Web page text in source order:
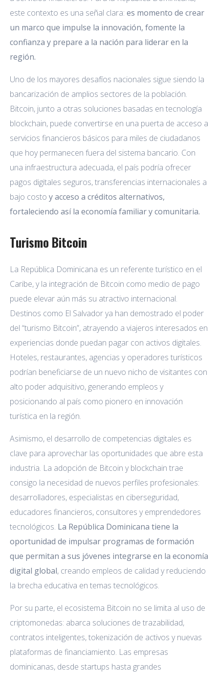
este contexto es una señal clara: es momento de crear
un marco que impulse la innovación, fomente la
confianza y prepare a la nación para liderar en la
región.
Uno de los mayores desafíos nacionales sigue siendo la
bancarización de amplios sectores de la población.
Bitcoin, junto a otras soluciones basadas en tecnología
blockchain, puede convertirse en una puerta de acceso a
servicios financieros básicos para miles de ciudadanos
que hoy permanecen fuera del sistema bancario. Con
una infraestructura adecuada, el país podría ofrecer
pagos digitales seguros, transferencias internacionales a
bajo costo y acceso a créditos alternativos,
fortaleciendo así la economía familiar y comunitaria.
Turismo Bitcoin
La República Dominicana es un referente turístico en el
Caribe, y la integración de Bitcoin como medio de pago
puede elevar aún más su atractivo internacional.
Destinos como El Salvador ya han demostrado el poder
del “turismo Bitcoin”, atrayendo a viajeros interesados en
experiencias donde puedan pagar con activos digitales.
Hoteles, restaurantes, agencias y operadores turísticos
podrían beneficiarse de un nuevo nicho de visitantes con
alto poder adquisitivo, generando empleos y
posicionando al país como pionero en innovación
turística en la región.
Asimismo, el desarrollo de competencias digitales es
clave para aprovechar las oportunidades que abre esta
industria. La adopción de Bitcoin y blockchain trae
consigo la necesidad de nuevos perfiles profesionales:
desarrolladores, especialistas en ciberseguridad,
educadores financieros, consultores y emprendedores
tecnológicos. La República Dominicana tiene la
oportunidad de impulsar programas de formación
que permitan a sus jóvenes integrarse en la economía
digital global, creando empleos de calidad y reduciendo
la brecha educativa en temas tecnológicos.
Por su parte, el ecosistema Bitcoin no se limita al uso de
criptomonedas: abarca soluciones de trazabilidad,
contratos inteligentes, tokenización de activos y nuevas
plataformas de financiamiento. Las empresas
dominicanas, desde startups hasta grandes